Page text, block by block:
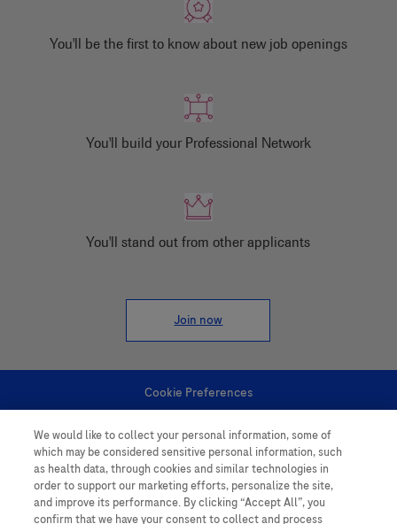
You'll be the first to know about new job openings
You'll build your Professional Network
You'll stand out from other applicants
Join now
Cookie Preferences
Personal Information
We would like to collect your personal information, some of
which may be considered sensitive personal information, such
as health data, through cookies and similar technologies in
order to support our marketing efforts, personalize the site,
and improve its performance. By clicking “Accept All”, you
confirm that we have your consent to collect and process